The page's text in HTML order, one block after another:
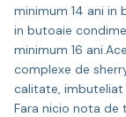
minimum 14 ani
in butoaie
minimum 16
complexe de
calitate, imbuteliat
Fara nicio nota de